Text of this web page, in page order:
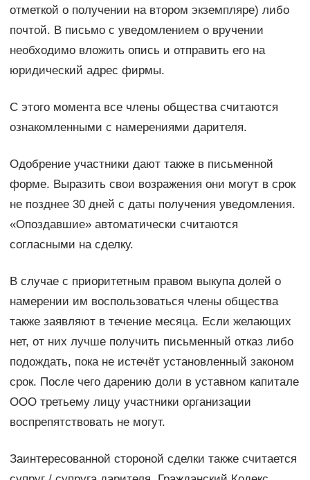
отметкой о получении на втором экземпляре) либо
почтой. В письмо с уведомлением о вручении
необходимо вложить опись и отправить его на
юридический адрес фирмы.
С этого момента все члены общества считаются
ознакомленными с намерениями дарителя.
Одобрение участники дают также в письменной
форме. Выразить свои возражения они могут в срок
не позднее 30 дней с даты получения уведомления.
«Опоздавшие» автоматически считаются
согласными на сделку.
В случае с приоритетным правом выкупа долей о
намерении им воспользоваться члены общества
также заявляют в течение месяца. Если желающих
нет, от них лучше получить письменный отказ либо
подождать, пока не истечёт установленный законом
срок. После чего дарению доли в уставном капитале
ООО третьему лицу участники организации
воспрепятствовать не могут.
Заинтересованной стороной сделки также считается